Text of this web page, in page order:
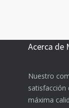
Acerca de
Nuestro
satisfacción
máxima